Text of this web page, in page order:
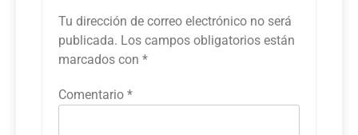
Tu dirección de correo electrónico no será
publicada. Los campos obligatorios están
marcados con *
Comentario *